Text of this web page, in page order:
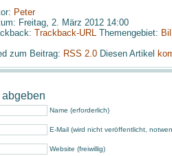
Peter
Freitag, 2. März 2012 14:00
Trackback-URL Themengebiet:
zum Beitrag: RSS 2.0 Diesen Artikel
abgeben
Name (erforderlich)
E-Mail (wird nicht veröffentlicht,
Website (freiwillig)